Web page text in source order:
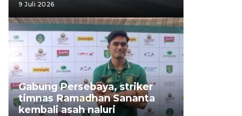
9 Juli 2026
Gabung Persebaya, striker
timnas Ramadhan Sananta
kembali asah naluri